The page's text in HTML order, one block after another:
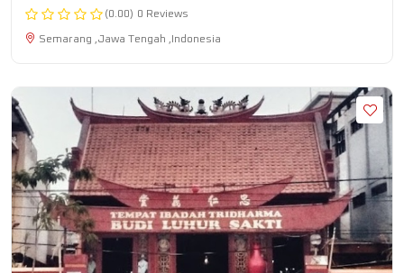
(0.00) 0 Reviews
Semarang ,Jawa Tengah ,Indonesia